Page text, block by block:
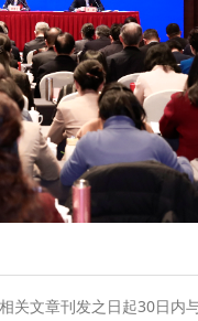
关文章刊发之日起30日内